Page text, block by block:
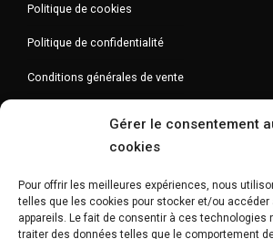
Gérer le consentement
cookies
Pour offrir les meilleures expériences, nous
telles que les cookies pour stocker et/ou accéder
appareils. Le fait de consentir à ces technologies
traiter des données telles que le comportement
Politique de cookies
Politique de confidentialité
Conditions générales de vente
Newsletter